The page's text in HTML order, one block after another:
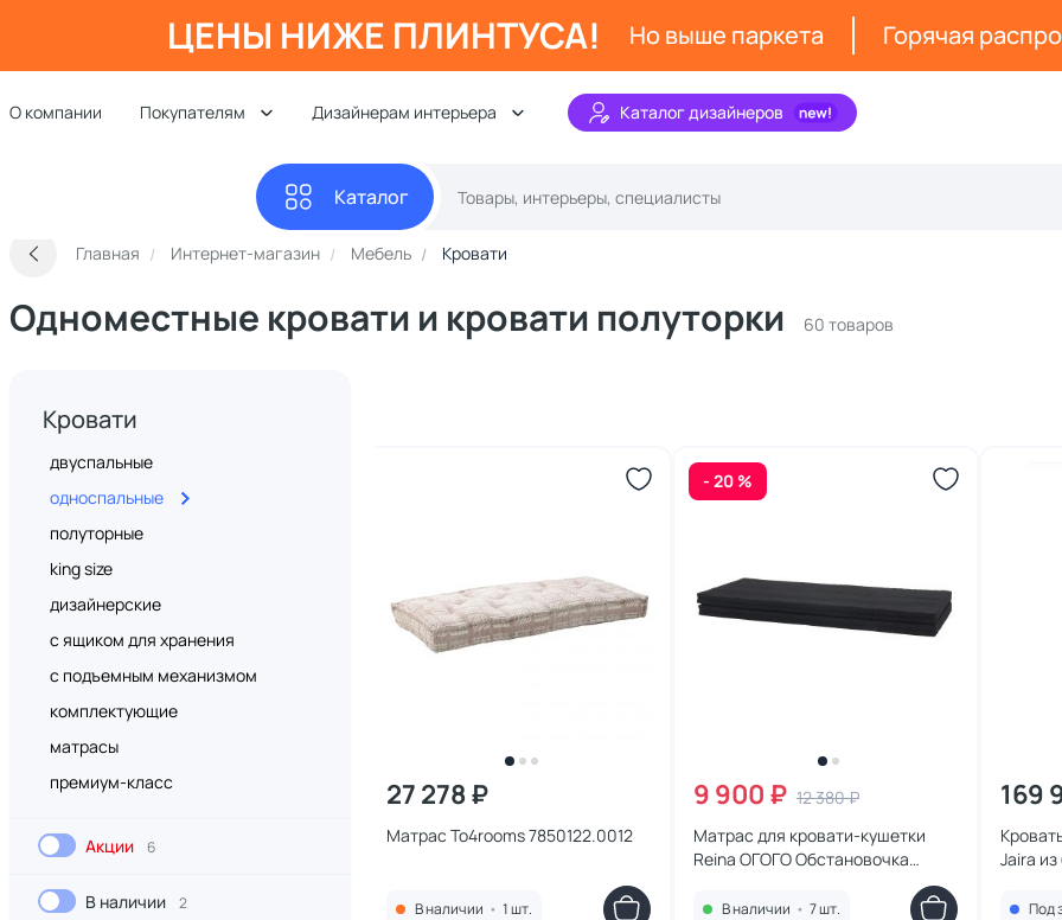
ЦЕНЫ НИЖЕ ПЛИНТУСА! Но выше паркета Горячая
О компании Покупателям Дизайнерам интерьера Каталог дизайнеров
Каталог
Главная Интернет-магазин Мебель Кровати
Одноместные кровати и кровати полуторки 60 товаров
Кровати
двуспальные
односпальные
полуторные
king size
дизайнерские
с ящиком для хранения
с подъемным механизмом
комплектующие
матрасы
премиум-класс
Акции 6
В наличии 2
27 278 ₽
Матрас To4rooms 7850122.0012
В наличии • 1 шт.
- 20 %
9 900 ₽ 12 380 ₽
Матрас для кровати-кушетки
Reina ОГОГО Обстановочка
В наличии • 7 шт.
169
Jaira
Под